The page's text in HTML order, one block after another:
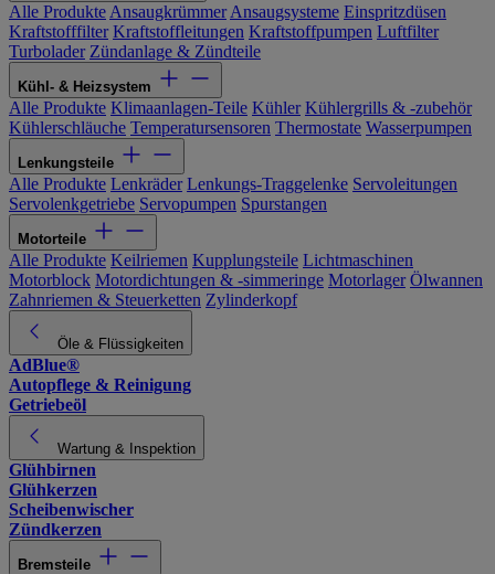
Alle Produkte Ansaugkrümmer Ansaugsysteme Einspritzdüsen
Kraftstofffilter Kraftstoffleitungen Kraftstoffpumpen Luftfilter
Turbolader Zündanlage & Zündteile
Kühl- & Heizsystem
Alle Produkte Klimaanlagen-Teile Kühler Kühlergrills & -zubehör
Kühlerschläuche Temperatursensoren Thermostate Wasserpumpen
Lenkungsteile
Alle Produkte Lenkräder Lenkungs-Traggelenke Servoleitungen
Servolenkgetriebe Servopumpen Spurstangen
Motorteile
Alle Produkte Keilriemen Kupplungsteile Lichtmaschinen
Motorblock Motordichtungen & -simmeringe Motorlager Ölwannen
Zahnriemen & Steuerketten Zylinderkopf
Öle & Flüssigkeiten
AdBlue®
Autopflege & Reinigung
Getriebeöl
Wartung & Inspektion
Glühbirnen
Glühkerzen
Scheibenwischer
Zündkerzen
Bremsteile